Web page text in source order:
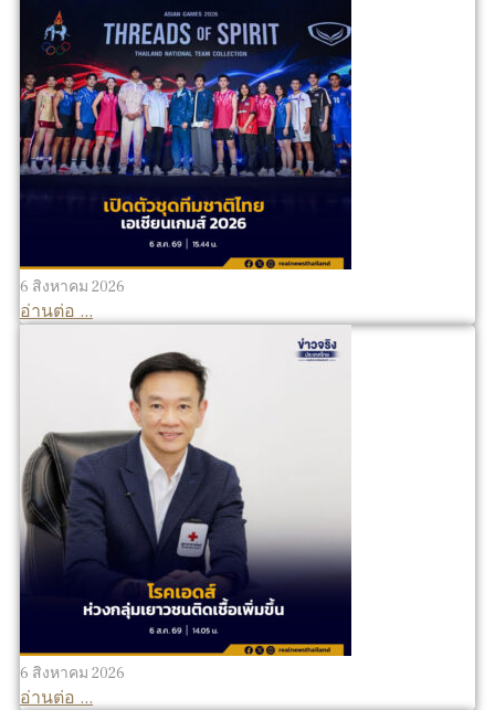
6 สิงหาคม 2026
อ่านต่อ ...
6 สิงหาคม 2026
อ่านต่อ ...